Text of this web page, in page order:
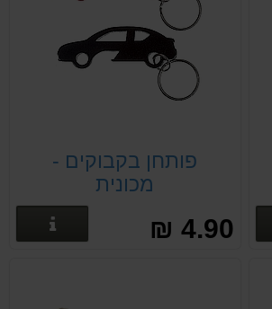
פרטים נוספים
פותחן בקבוקים -
מכונית
4.90 ₪